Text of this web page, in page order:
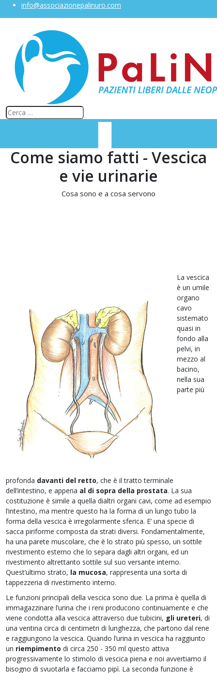
info@associazionepalinuro.com
Come siamo fatti - Vescica
e vie urinarie
Cosa sono e a cosa servono
La vescica
è un umile
organo
cavo
sistemato
quasi in
fondo alla
pelvi, in
mezzo al
bacino,
nella sua
parte più
profonda davanti del retto, che è il tratto terminale
dell’intestino, e appena al di sopra della prostata. La sua
costituzione è simile a quella dialtri organi cavi, come ad esempio
l’intestino, ma mentre questo ha la forma di un lungo tubo la
forma della vescica è irregolarmente sferica. E’ una specie di
sacca piriforme composta da strati diversi. Fondamentalmente,
ha una parete muscolare, che è lo strato più spesso, un sottile
rivestimento esterno che lo separa dagli altri organi, ed un
rivestimento altrettanto sottile sul suo versante interno.
Quest’ultimo strato, la mucosa, rappresenta una sorta di
tappezzeria di rivestimento interno.
Le funzioni principali della vescica sono due. La prima è quella di
immagazzinare l’urina che i reni producono continuamente e che
viene condotta alla vescica attraverso due tubicini, gli ureteri, di
una ventina circa di centimetri di lunghezza, che partono dal rene
e raggiungono la vescica. Quando l’urina in vescica ha raggiunto
un riempimento di circa 250 - 350 ml questo attiva
progressivamente lo stimolo di vescica piena e noi avvertiamo il
bisogno di svuotarla e facciamo pipì. La seconda funzione è